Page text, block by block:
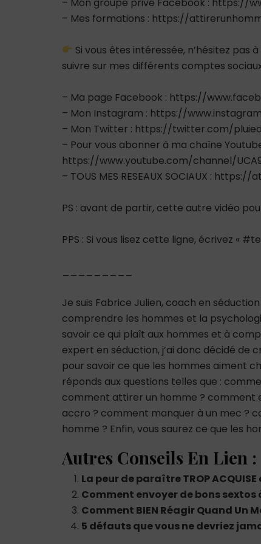
– Mes formations : https://
Si vous êtes intéressée, n’hésitez
suivre sur mes différents comptes
– Ma page Facebook : https://
– Mon Instagram : https://
– Mon Twitter : https://twitter.com/
– Pour vous abonner à ma chaîne
https://www.youtube.com/channel/
– TOUS MES RESEAUX SOCIAUX :
PS : avant de partir, cette autre vidéo
PPS : Si vous lisez cette ligne, écrivez «
Je suis Fabrice Julien, coach en
comprendre les hommes et la
savoir ce qui plaît aux hommes et à
expert en séduction, j’ai donc décidé
pour savoir ce que les hommes aiment
réponds aux questions telles que :
comment attirer un homme ? comment
accro ? comment manquer à un mec ?
homme ? Enfin, vous saurez ce que les
Autres Conseils En Lien :
La peur de paraître TROP
Comment envoyer de bons sextos
Comment BIEN Réagir Quand Un
5 défauts que vous ne devriez